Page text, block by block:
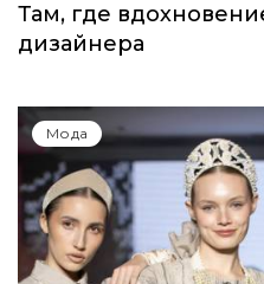
Там, где
дизайнера
Мода